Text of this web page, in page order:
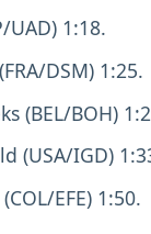
UAD) 1:18.
DSM) 1:25.
(BEL/BOH)
(USA/IGD)
EFE) 1:50.